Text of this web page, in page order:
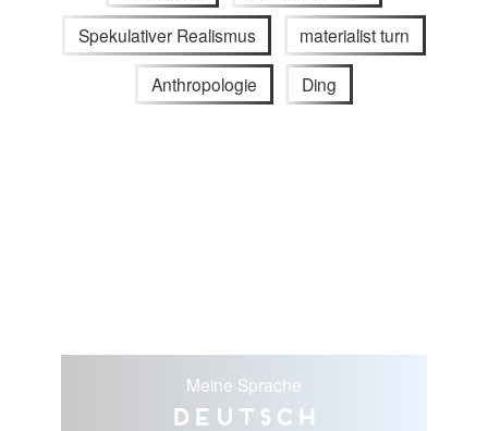
Spekulativer Realismus materialist turn
Anthropologie Ding
Meine Sprache
Deutsch